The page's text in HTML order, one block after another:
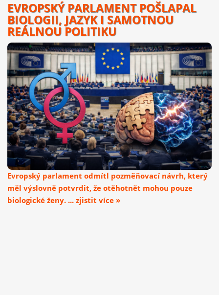
EVROPSKÝ PARLAMENT POŠLAPAL
BIOLOGII, JAZYK I SAMOTNOU
REÁLNOU POLITIKU
Evropský parlament odmítl pozměňovací návrh, který
měl výslovně potvrdit, že otěhotnět mohou pouze
biologické ženy. ... zjistit více »